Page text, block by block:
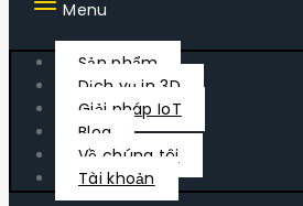
Menu
Sản phẩm
Dịch vụ in 3D
Giải pháp IoT
Blog
Về chúng tôi
Tài khoản